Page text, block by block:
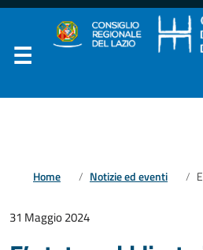
Home Notizie ed eventi
31 Maggio 2024